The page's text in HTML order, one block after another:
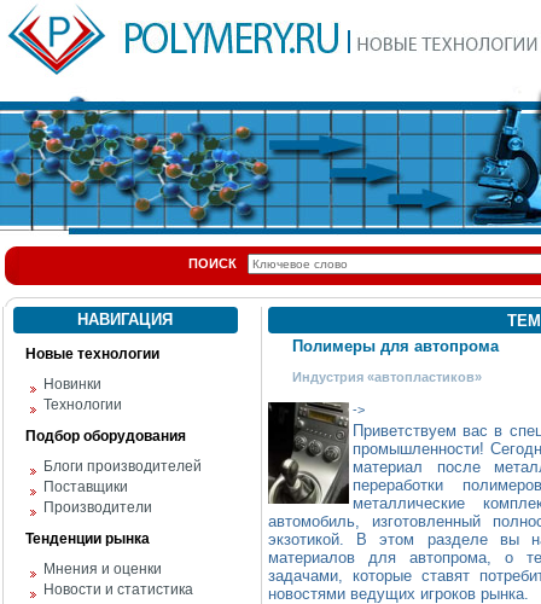
ПОИСК
НАВИГАЦИЯ
Новые технологии
Новинки
Технологии
Подбор оборудования
Блоги производителей
Поставщики
Производители
Тенденции рынка
Мнения и оценки
Новости и статистика
Полимеры для автопрома
Индустрия «автопластиков»
->
Приветствуем вас в
промышленности!
материал после
переработки
металлические
автомобиль, изготовленный
экзотикой. В этом разделе вы
материалов для автопрома, о
задачами, которые ставят
новостями ведущих игроков рынка.